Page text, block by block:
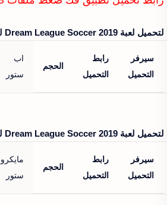
لتحميل لعبة Dream League Soccer 2019‏ لنظام IOS هواتف ايفون
سيرفر
التحميل
رابط
التحميل
الحجم
اب
ستور
لتحميل لعبة Dream League Soccer 2019‏ لنظام ويندوز فون
سيرفر
التحميل
رابط
التحميل
الحجم
ستور